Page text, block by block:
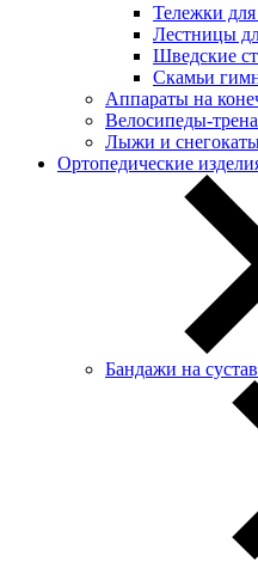
Тележки
Лестницы
Шведские
Скамьи
Аппараты на
Велосипеды-
Лыжи и
Ортопедические
Бандажи на